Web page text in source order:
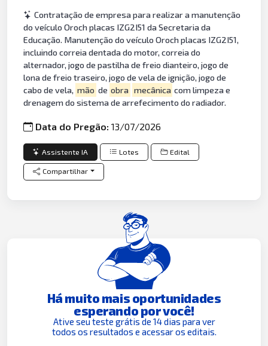
Contratação de empresa para realizar a manutenção
do veículo Oroch placas IZG2I51 da Secretaria da
Educação. Manutenção do veículo Oroch placas IZG2I51,
incluindo correia dentada do motor, correia do
alternador, jogo de pastilha de freio dianteiro, jogo de
lona de freio traseiro, jogo de vela de ignição, jogo de
cabo de vela, mão de obra mecânica com limpeza e
drenagem do sistema de arrefecimento do radiador.
Data do Pregão:13/07/2026
Assistente IA Lotes Edital
Compartilhar
Há muito mais oportunidades
esperando por você!
Ative seu teste grátis de 14 dias para ver
todos os resultados e acessar os editais.